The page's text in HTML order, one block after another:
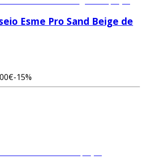
Esme Pro Sand Beige de
-15%